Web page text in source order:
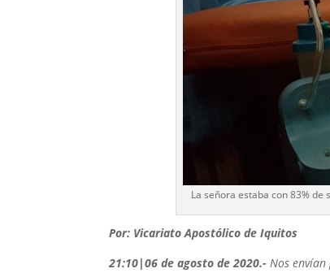
La señora estaba con 83%
Por: Vicariato Apostólico de Iquitos
21:10|06 de agosto de 2020.-Nos